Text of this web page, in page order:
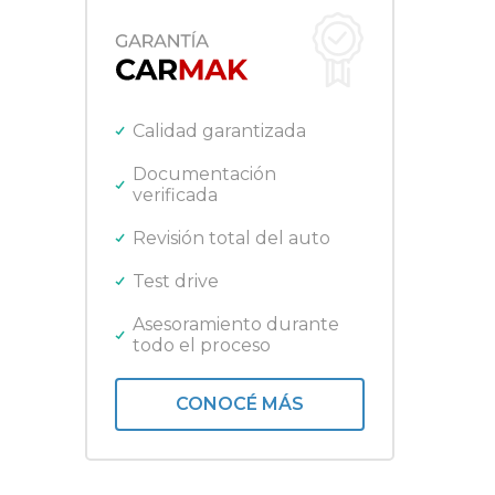
Ford
Gilera
Honda
Jeep
Kawasaki
Lifan
Nissan
Peugeot
Quicksilver
Renault
Royal Enfield
Triumph
Calidad garantizada
Documentación
verificada
Revisión total del auto
Test drive
Asesoramiento durante
todo el proceso
CONOCÉ MÁS